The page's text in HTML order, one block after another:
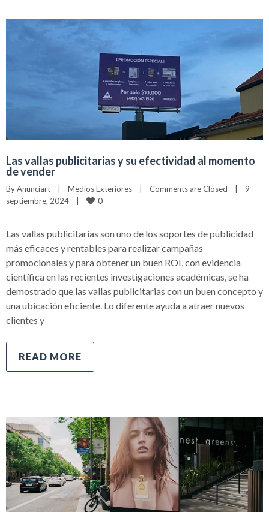
Las vallas publicitarias y su efectividad al momento
de vender
By Anunciart Medios Exteriores Comments are Closed
9
septiembre, 2024
0
Las vallas publicitarias son uno de los soportes de publicidad
más eficaces y rentables para realizar campañas
promocionales y para obtener un buen ROI, con evidencia
científica en las recientes investigaciones académicas, se ha
demostrado que las vallas publicitarias con un buen concepto y
una ubicación eficiente. Lo diferente ayuda a atraer nuevos
clientes y
READ MORE